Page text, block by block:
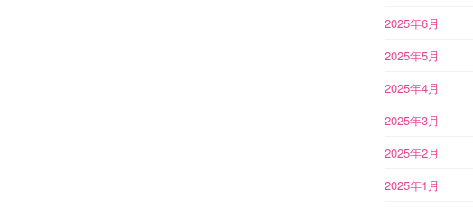
2025年6月
2025年5月
2025年4月
2025年3月
2025年2月
2025年1月